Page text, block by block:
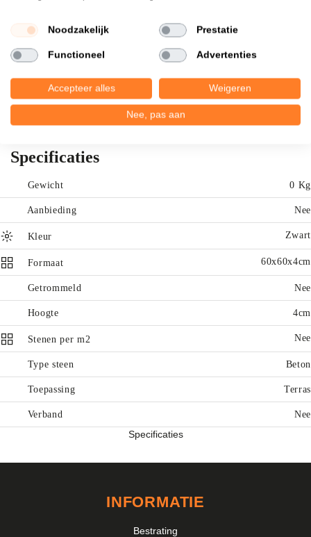
vriendelijke voor uw portemonnee! Onderhoudsvriendelijk
Voetcomfort Vorstbestendig Vorstbestendig.
Afname per 7 stuks = 2,52 m2 Prijs is omgerekend 25.95 per m2
incl BTW.
Specificaties
Gewicht 0 Kg
Aanbieding Nee
Kleur Zwart
Formaat 60x60x4cm
Getrommeld Nee
Hoogte 4cm
Stenen per m2 Nee
Type steen Beton
Toepassing Terras
Verband Nee
Specificaties
INFORMATIE
Bestrating
Noodzakelijk Prestatie
Functioneel Advertenties
Accepteer alles Weigeren
Nee, pas aan